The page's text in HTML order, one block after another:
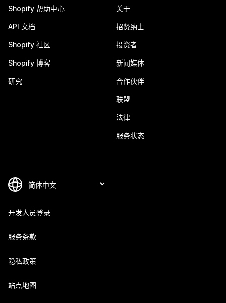
Shopify 帮助中心
API 文档
Shopify 社区
Shopify 博客
研究
关于
招贤纳士
投资者
新闻媒体
合作伙伴
联盟
法律
服务状态
开发人员登录
服务条款
隐私政策
站点地图